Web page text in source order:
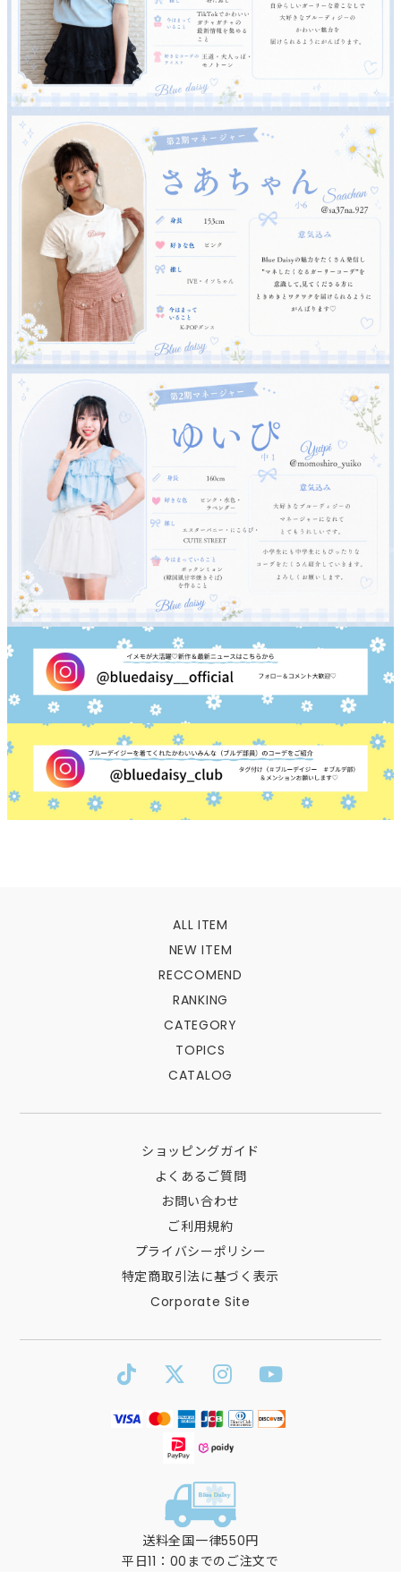
ALL ITEM
NEW ITEM
RECCOMEND
RANKING
CATEGORY
TOPICS
CATALOG
ショッピングガイド
よくあるご質問
お問い合わせ
ご利用規約
プライバシーポリシー
特定商取引法に基づく表示
Corporate Site
送料全国一律550円
平日11：00までのご注文で